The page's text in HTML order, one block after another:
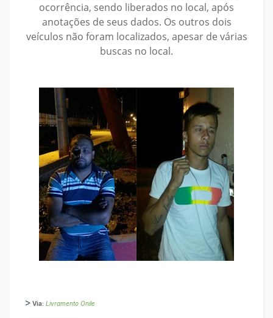
ocorrência, sendo liberados no local, após
anotações de seus dados. Os outros dois
veículos não foram localizados, apesar de várias
buscas no local.
> Via: Livramento Onile